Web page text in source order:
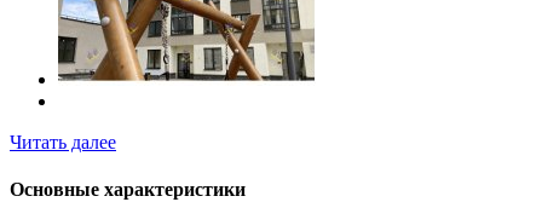
Читать далее
Основные характеристики